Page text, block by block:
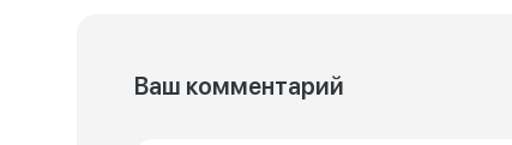
Ваш комментарий